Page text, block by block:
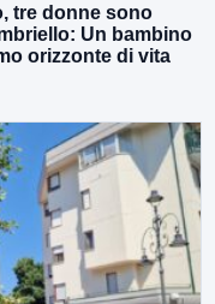
tre donne sono
Un bambino
orizzonte di vita